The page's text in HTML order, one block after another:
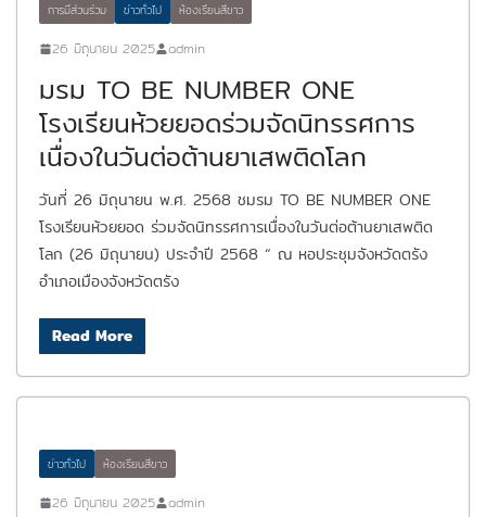
การมีส่วนร่วม ข่าวทั่วไป ห้องเรียนสีขาว
26 มิถุนายน 2025 admin
มรม TO BE NUMBER ONE
โรงเรียนห้วยยอดร่วมจัดนิทรรศการ
เนื่องในวันต่อต้านยาเสพติดโลก
วันที่ 26 มิถุนายน พ.ศ. 2568 ชมรม TO BE NUMBER ONE
โรงเรียนห้วยยอด ร่วมจัดนิทรรศการเนื่องในวันต่อต้านยาเสพติด
โลก (26 มิถุนายน) ประจำปี 2568 “ ณ หอประชุมจังหวัดตรัง
อำเภอเมืองจังหวัดตรัง
Read More
ข่าวทั่วไป ห้องเรียนสีขาว
26 มิถุนายน 2025 admin